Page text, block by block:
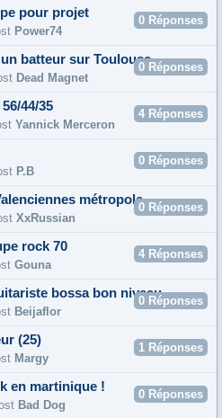
0 Réponses
pour projet
Power74
0 Réponses
batteur sur Toulouse
Dead Magnet
4 Réponses
44/35
Yannick Merceron
0 Réponses
P.B
0 Réponses
métropole.
XxRussian
4 Réponses
rock 70
Gouna
0 Réponses
bossa bon niveau
Beijaflor
1 Réponses
(25)
Margy
0 Réponses
en martinique !
Bad Dog